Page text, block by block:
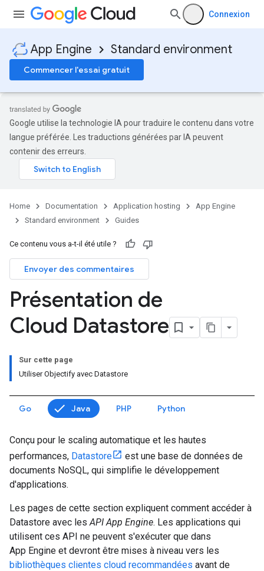
Connexion
App Engine Standard environment
Commencer l'essai gratuit
Google utilise la technologie IA pour traduire le contenu dans votre
langue préférée. Les traductions générées par IA peuvent
contenir des erreurs.
Home Documentation Application hosting
App Engine
Standard environment
Guides
Ce contenu vous a-t-il été utile ?
Envoyer des commentaires
Présentation de
Cloud Datastore
Sur cette page
Utiliser Objectify avec Datastore
Go Java PHP Python
Conçu pour le scaling automatique et les hautes
performances, Datastore
est une base de données de
documents NoSQL, qui simplifie le développement
d'applications.
Les pages de cette section expliquent comment accéder à
Datastore avec lesAPI App Engine. Les applications qui
utilisent ces API ne peuvent s'exécuter que dans
App Engine et devront être mises à niveau vers les
bibliothèques clientes cloud recommandées avant de